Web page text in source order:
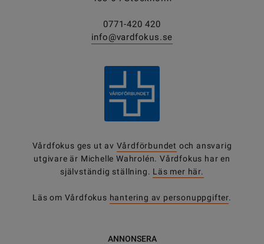
0771-420 420
info@vardfokus.se
Vårdfokus ges ut av Vårdförbundet och ansvarig
utgivare är Michelle Wahrolén. Vårdfokus har en
självständig ställning. Läs mer här.
Läs om Vårdfokus hantering av personuppgifter.
ANNONSERA